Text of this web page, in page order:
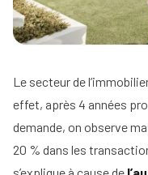
Tous
nos
conseils
Voir
nos
conseils
Devenir
mandataire
Comment
devenir
agent
Nos
guides
Le secteur de
effet, après 4 années
demande, on observe
20 % dans les